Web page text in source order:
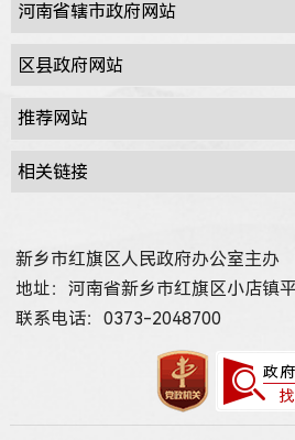
新乡市红旗区人民政府办公室主办
地址：河南省新乡市红旗区小店镇
联系电话：0373-2048700